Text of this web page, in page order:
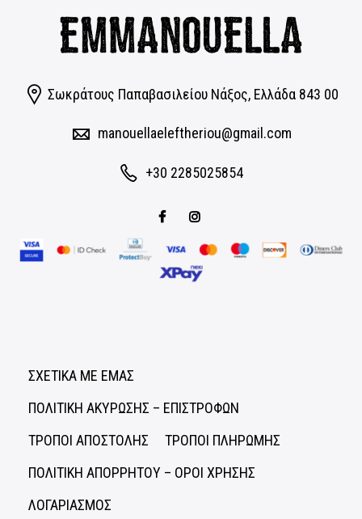
Σωκράτους Παπαβασιλείου Νάξος, Eλλάδα 843 00
manouellaeleftheriou@gmail.com
+30 2285025854
ΣΧΕΤΙΚΑ ΜΕ ΕΜΑΣ
ΠΟΛΙΤΙΚΗ ΑΚΥΡΩΣΗΣ – ΕΠΙΣΤΡΟΦΩΝ
ΤΡΟΠΟΙ ΑΠΟΣΤΟΛΗΣ
ΤΡΟΠΟΙ ΠΛΗΡΩΜΗΣ
ΠΟΛΙΤΙΚΗ ΑΠΟΡΡΗΤΟΥ – ΟΡΟΙ ΧΡΗΣΗΣ
ΛΟΓΑΡΙΑΣΜΟΣ